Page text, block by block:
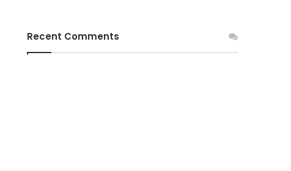
Recent Comments